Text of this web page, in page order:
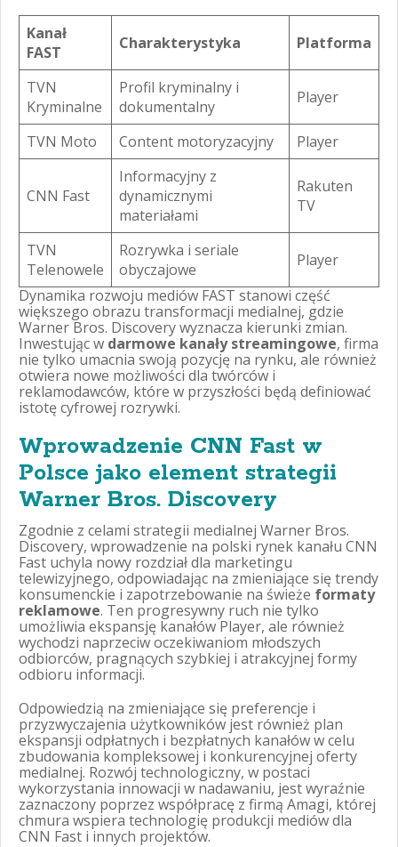
Kanał
FAST
Charakterystyka Platforma
TVN
Kryminalne
Profil kryminalny i
dokumentalny
Player
TVN Moto Content motoryzacyjny Player
CNN Fast
Informacyjny z
dynamicznymi
materiałami
Rakuten
TV
TVN
Telenowele
Rozrywka i seriale
obyczajowe
Player
Dynamika rozwoju mediów FAST stanowi część
większego obrazu transformacji medialnej, gdzie
Warner Bros. Discovery wyznacza kierunki zmian.
Inwestując w darmowe kanały streamingowe, firma
nie tylko umacnia swoją pozycję na rynku, ale również
otwiera nowe możliwości dla twórców i
reklamodawców, które w przyszłości będą definiować
istotę cyfrowej rozrywki.
Wprowadzenie CNN Fast w
Polsce jako element strategii
Warner Bros. Discovery
Zgodnie z celami strategii medialnej Warner Bros.
Discovery, wprowadzenie na polski rynek kanału CNN
Fast uchyla nowy rozdział dla marketingu
telewizyjnego, odpowiadając na zmieniające się trendy
konsumenckie i zapotrzebowanie na świeże formaty
reklamowe. Ten progresywny ruch nie tylko
umożliwia ekspansję kanałów Player, ale również
wychodzi naprzeciw oczekiwaniom młodszych
odbiorców, pragnących szybkiej i atrakcyjnej formy
odbioru informacji.
Odpowiedzią na zmieniające się preferencje i
przyzwyczajenia użytkowników jest również plan
ekspansji odpłatnych i bezpłatnych kanałów w celu
zbudowania kompleksowej i konkurencyjnej oferty
medialnej. Rozwój technologiczny, w postaci
wykorzystania innowacji w nadawaniu, jest wyraźnie
zaznaczony poprzez współpracę z firmą Amagi, której
chmura wspiera technologię produkcji mediów dla
CNN Fast i innych projektów.